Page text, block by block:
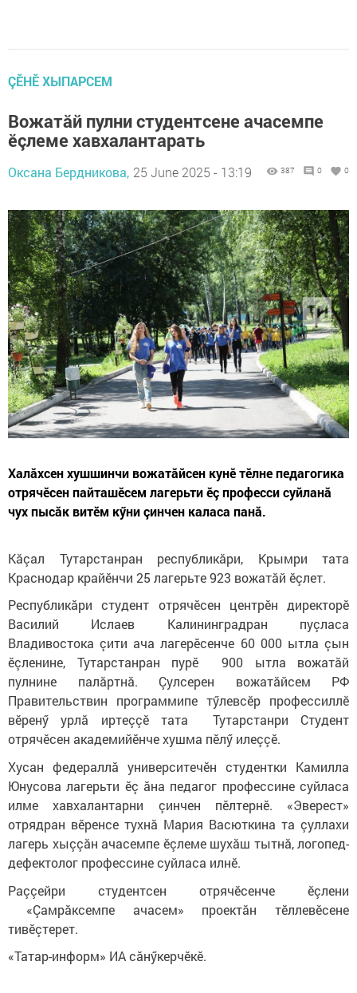
ÇӖНӖ ХЫПАРСЕМ
Вожатăй пулни студентсене ачасемпе
ӗçлеме хавхалантарать
Оксана Бердникова, 25 June 2025 - 13:19 387 0 0
Халăхсен хушшинчи вожатăйсен кунӗ тӗлне педагогика
отрячӗсен пайташӗсем лагерьти ӗç професси суйланă
чух пысăк витӗм кӳни çинчен каласа панă.
Кăçал Тутарстанран республикăри, Крымри тата
Краснодар крайӗнчи 25 лагерьте 923 вожатăй ӗçлет.
Республикăри студент отрячӗсен центрӗн директорӗ
Василий Ислаев Калининградран пуçласа
Владивостока çити ача лагерӗсенче 60 000 ытла çын
ӗçленине, Тутарстанран пурӗ 900 ытла вожатăй
пулнине палăртнă. Çулсерен вожатăйсем РФ
Правительствин программипе тӳлевсӗр профессиллӗ
вӗренӳ урлă иртеççӗ тата Тутарстанри Студент
отрячӗсен академийӗнче хушма пӗлӳ илеççӗ.
Хусан федераллă университечӗн студентки Камилла
Юнусова лагерьти ӗç ăна педагог профессине суйласа
илме хавхалантарни çинчен пӗлтернӗ. «Эверест»
отрядран вӗренсе тухнă Мария Васюткина та çуллахи
лагерь хыççăн ачасемпе ӗçлеме шухăш тытнă, логопед-
дефектолог профессине суйласа илнӗ.
Раççейри студентсен отрячӗсенче ӗçлени
«Çамрăксемпе ачасем» проектăн тӗллевӗсене
тивӗçтерет.
«Татар-информ» ИА сăнӳкерчӗкӗ.